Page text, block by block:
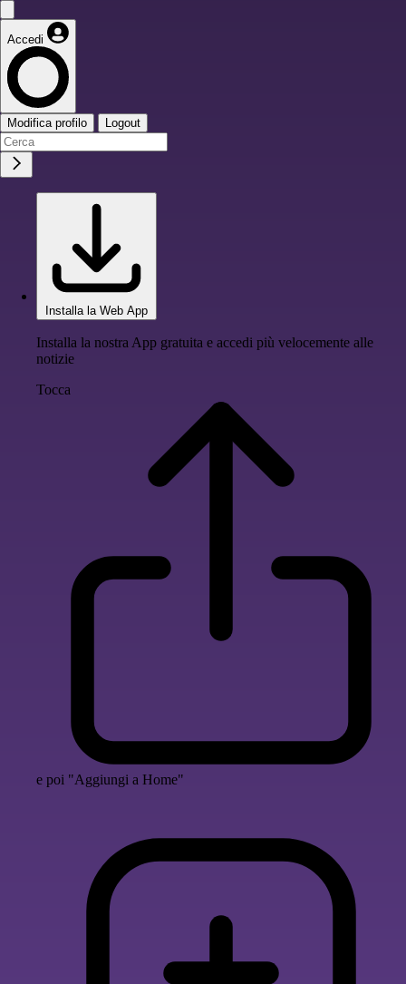
Accedi
Modifica profilo Logout
Installa la Web App
Installa la nostra App gratuita e accedi più velocemente alle
notizie
Tocca
e poi "Aggiungi a Home"